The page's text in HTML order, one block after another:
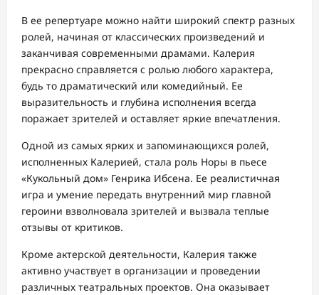
В ее репертуаре можно найти широкий спектр разных
ролей, начиная от классических произведений и
заканчивая современными драмами. Калерия
прекрасно справляется с ролью любого характера,
будь то драматический или комедийный. Ее
выразительность и глубина исполнения всегда
поражает зрителей и оставляет яркие впечатления.
Одной из самых ярких и запоминающихся ролей,
исполненных Калерией, стала роль Норы в пьесе
«Кукольный дом» Генрика Ибсена. Ее реалистичная
игра и умение передать внутренний мир главной
героини взволновала зрителей и вызвала теплые
отзывы от критиков.
Кроме актерской деятельности, Калерия также
активно участвует в организации и проведении
различных театральных проектов. Она оказывает